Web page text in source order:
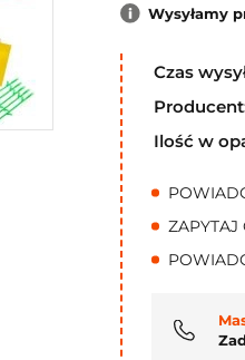
Wysyłamy
Czas
Ilość w
ZAPYTAJ